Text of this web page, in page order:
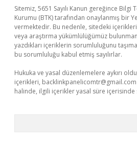
Sitemiz, 5651 Sayılı Kanun gereğince
Kurumu (BTK) tarafından onaylanmış bir
vermektedir. Bu nedenle, sitedeki
veya araştırma yükümlülüğümüz
yazdıkları içeriklerin sorumluluğunu
bu sorumluluğu kabul etmiş sayılırlar.
Hukuka ve yasal düzenlemelere aykırı
içerikleri, backlinkpanelicomtr@gmail.com
halinde, ilgili içerikler yasal süre içerisinde